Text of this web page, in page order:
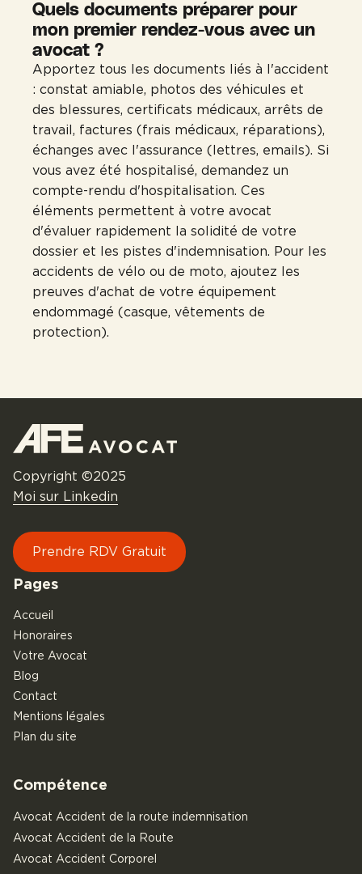
Quels documents préparer pour
mon premier rendez-vous avec un
avocat ?
Apportez tous les documents liés à l'accident
: constat amiable, photos des véhicules et
des blessures, certificats médicaux, arrêts de
travail, factures (frais médicaux, réparations),
échanges avec l'assurance (lettres, emails). Si
vous avez été hospitalisé, demandez un
compte-rendu d'hospitalisation. Ces
éléments permettent à votre avocat
d'évaluer rapidement la solidité de votre
dossier et les pistes d'indemnisation. Pour les
accidents de vélo ou de moto, ajoutez les
preuves d'achat de votre équipement
endommagé (casque, vêtements de
protection).
Copyright ©2025
Moi sur Linkedin
Prendre RDV Gratuit
Pages
Accueil
Honoraires
Votre Avocat
Blog
Contact
Mentions légales
Plan du site
Compétence
Avocat Accident de la route indemnisation
Avocat Accident de la Route
Avocat Accident Corporel